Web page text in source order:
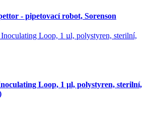
- pipetovací robot, Sorenson
Loop, 1 µl, polystyren, sterilní,